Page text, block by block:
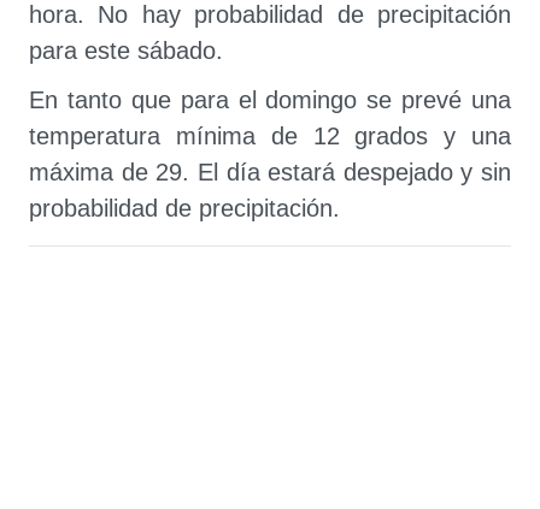
hora. No hay probabilidad de precipitación
para este sábado.
En tanto que para el domingo se prevé una
temperatura mínima de 12 grados y una
máxima de 29. El día estará despejado y sin
probabilidad de precipitación.